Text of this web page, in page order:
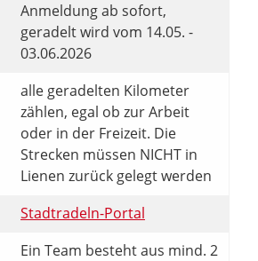
Anmeldung ab sofort,
geradelt wird vom 14.05. -
03.06.2026
alle geradelten Kilometer
zählen, egal ob zur Arbeit
oder in der Freizeit. Die
Strecken müssen NICHT in
Lienen zurück gelegt werden
Stadtradeln-Portal
Ein Team besteht aus mind. 2